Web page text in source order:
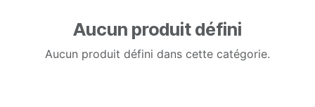
Aucun produit défini
Aucun produit défini dans cette catégorie.